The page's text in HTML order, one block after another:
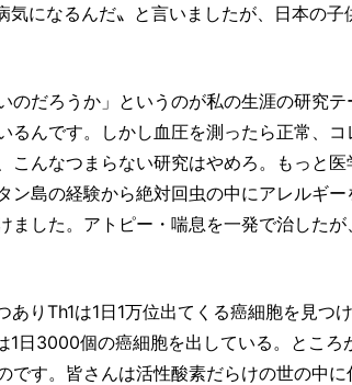
気になるんだ〟と言いましたが、日本の子
のだろうか」というのが私の生涯の研究
るんです。しかし血圧を測ったら正常、コ
こんなつまらない研究はやめろ。もっと医
ン島の経験から絶対回虫の中にアレルギー
した。アトピー・喘息を一発で治したが
りTh1は1日1万位出てくる癌細胞を見つ
日3000個の癌細胞を出している。ところ
す。皆さんは活性酸素だらけの世の中に